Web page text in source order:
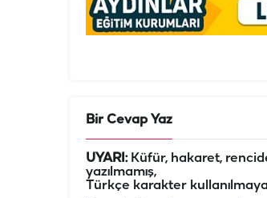
Bir Cevap Yaz
UYARI:Küfür, hakaret,
yazılmamış,
Türkçe karakter